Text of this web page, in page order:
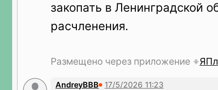
закопать в Ленинградской
расчленения.
Размещено через приложение
AndreyBBB